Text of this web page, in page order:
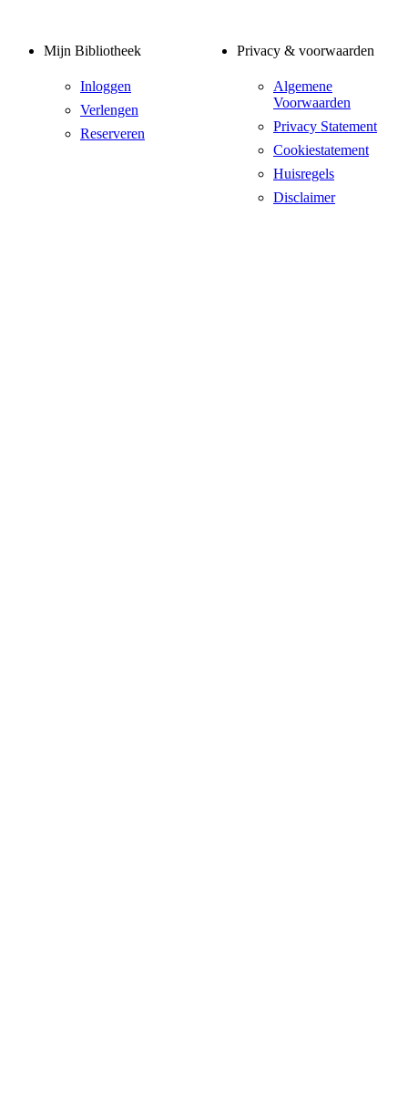
Mijn Bibliotheek
Inloggen
Verlengen
Reserveren
Privacy & voorwaarden
Algemene
Voorwaarden
Privacy Statement
Cookiestatement
Huisregels
Disclaimer